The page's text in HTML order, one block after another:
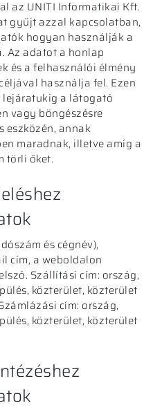
az UNITI Informatikai Kft.
gyűjt azzal kapcsolatban,
hogyan használják a
Az adatot a honlap
és a felhasználói élmény
használja fel. Ezen
lejáratukig a látogató
vagy böngészésre
eszközén, annak
maradnak, illetve amíg a
törli őket.
és cégnév),
cím, a weboldalon
Szállítási cím: ország,
közterület, közterület
cím: ország,
közterület, közterület